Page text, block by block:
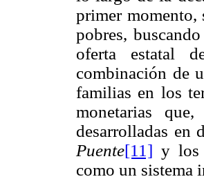
primer momento,
pobres,
oferta estatal
combinación de
familias en los
monetarias
desarrolladas en
Puente[11] y los
como un sistema